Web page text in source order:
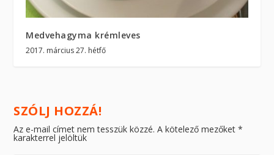
Medvehagyma krémleves
2017. március 27. hétfő
SZÓLJ HOZZÁ!
Az e-mail címet nem tesszük közzé. A kötelező mezőket*
karakterrel jelöltük